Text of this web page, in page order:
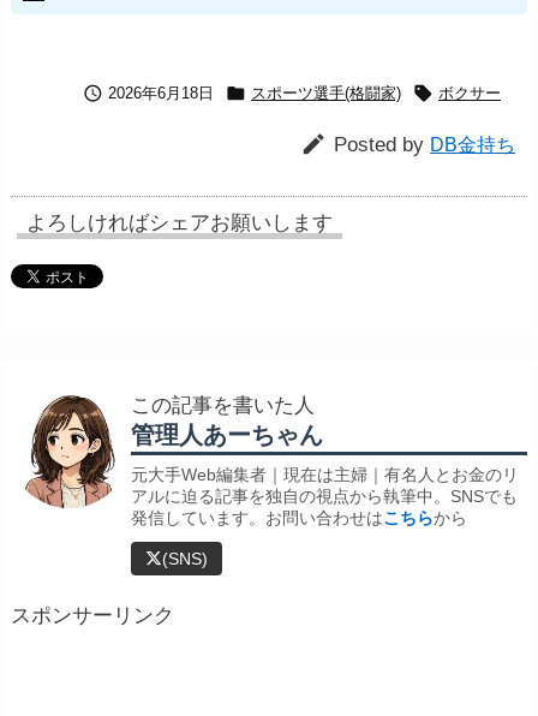
 2026年6月18日  スポーツ選手(格闘家)  ボクサー
 Posted by DB金持ち
よろしければシェアお願いします
この記事を書いた人
管理人あーちゃん
元大手Web編集者｜現在は主婦｜有名人とお金のリ
アルに迫る記事を独自の視点から執筆中。SNSでも
発信しています。お問い合わせはこちらから
(SNS)
スポンサーリンク